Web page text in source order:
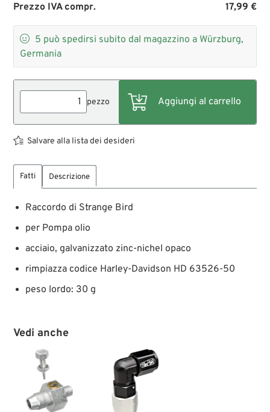
Prezzo IVA compr.
17,99 €
 5 può spedirsi subito dal magazzino a Würzburg,
Germania
pezzo
Salvare alla lista dei desideri
Fatti Descrizione
Raccordo di Strange Bird
per Pompa olio
acciaio, galvanizzato zinc-nichel opaco
rimpiazza codice Harley-Davidson HD 63526-50
peso lordo: 30 g
Vedi anche